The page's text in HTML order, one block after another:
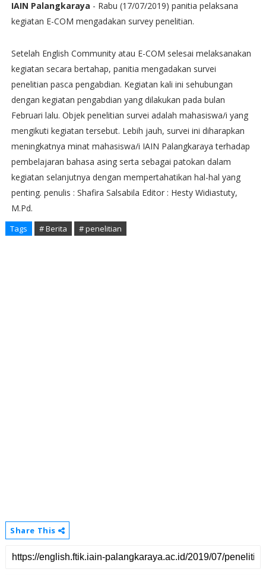
IAIN Palangkaraya - Rabu (17/07/2019) panitia pelaksana
kegiatan E-COM mengadakan survey penelitian.
Setelah English Community atau E-COM selesai melaksanakan
kegiatan secara bertahap, panitia mengadakan survei
penelitian pasca pengabdian. Kegiatan kali ini sehubungan
dengan kegiatan pengabdian yang dilakukan pada bulan
Februari lalu. Objek penelitian survei adalah mahasiswa/i yang
mengikuti kegiatan tersebut. Lebih jauh, survei ini diharapkan
meningkatnya minat mahasiswa/i IAIN Palangkaraya terhadap
pembelajaran bahasa asing serta sebagai patokan dalam
kegiatan selanjutnya dengan mempertahatikan hal-hal yang
penting. penulis : Shafira Salsabila Editor : Hesty Widiastuty,
M.Pd.
Tags # Berita # penelitian
Share This